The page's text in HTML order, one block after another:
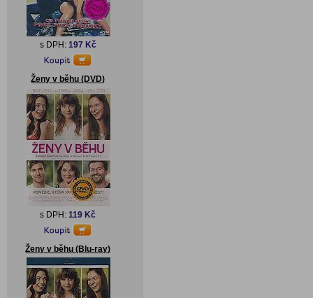
s DPH: 197 Kč
Ženy v běhu (DVD)
s DPH:119 Kč
Ženy v běhu (Blu-ray)